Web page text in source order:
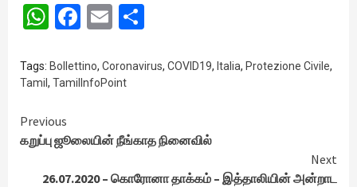
WhatsApp
Facebook
Email
Tags: Bollettino, Coronavirus, COVID19, Italia, Protezione Civile,
Tamil , TamilInfoPoint
Continue
Reading
Previous
கறுப்பு ஜூலையின் நீங்காத நினைவில்
Next
26.07.2020 – கொரோனா தாக்கம் – இத்தாலியின் அன்றாட